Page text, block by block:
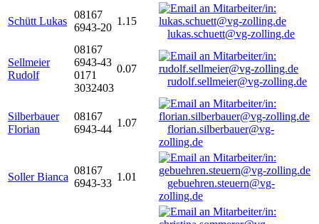
Schütt Lukas
08167
6943-20
1.15
lukas.schuett@vg-zolling.de
Sellmeier
Rudolf
08167
6943-43
0171
3032403
0.07
rudolf.sellmeier@vg-zolling.de
Silberbauer
Florian
08167
6943-44
1.07
florian.silberbauer@vg-
zolling.de
Soller Bianca
08167
6943-33
1.01
gebuehren.steuern@vg-
zolling.de